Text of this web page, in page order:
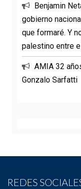
Benjamin
gobierno
que formaré. Y
palestino entre
AMIA 32
Gonzalo Sarfatti
REDES